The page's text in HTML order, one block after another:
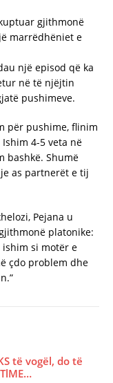
gjithmonë
marrëdhëniet e
një episod që ka
në të njëjtin
pushimeve.
për pushime, flinim
4-5 veta në
bashkë. Shumë
as partnerët e tij
Pejana u
platonike:
ishim si motër e
çdo problem dhe
të vogël, do të